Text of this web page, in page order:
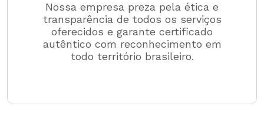
Nossa empresa preza pela ética e
transparência de todos os serviços
oferecidos e garante certificado
autêntico com reconhecimento em
todo território brasileiro.